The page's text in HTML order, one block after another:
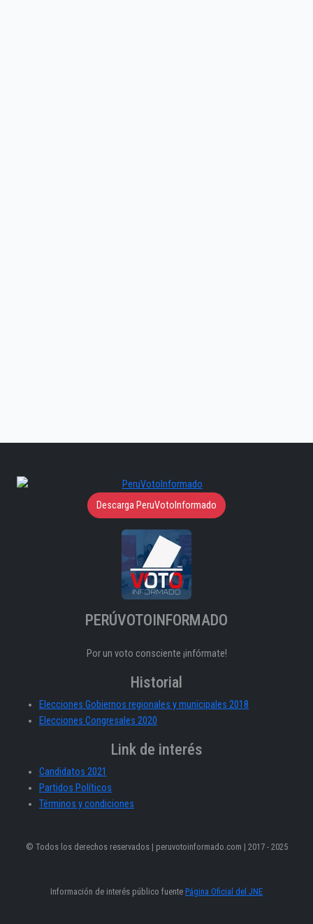
Descarga PeruVotoInformado
PERÚVOTOINFORMADO
Por un voto consciente ¡infórmate!
Historial
Elecciones Gobiernos regionales y municipales 2018
Elecciones Congresales 2020
Link de interés
Candidatos 2021
Partidos Políticos
Términos y condiciones
© Todos los derechos reservados | peruvotoinformado.com | 2017 - 2025
Información de interés público fuente Página Oficial del JNE